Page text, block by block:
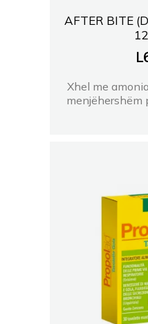
AFTER BITE
L
Xhel me
menjëhershëm